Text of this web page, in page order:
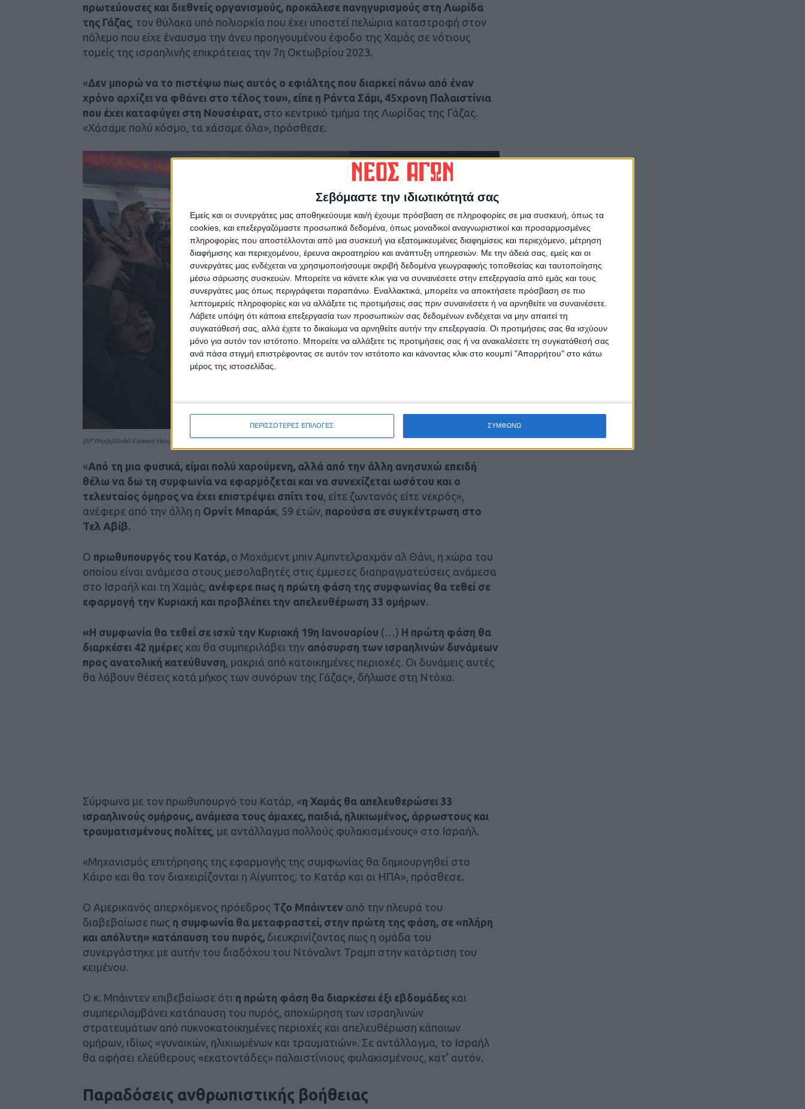
Σεβόμαστε την ιδιωτικότητά σας
Εμείς και οι συνεργάτες μας αποθηκεύουμε και/ή έχουμε πρόσβαση σε πληροφορίες σε μια συσκευή, όπως τα
cookies, και επεξεργαζόμαστε προσωπικά δεδομένα, όπως μοναδικοί αναγνωριστικοί και προσαρμοσμένες
πληροφορίες που αποστέλλονται από μια συσκευή για εξατομικευμένες διαφημίσεις και περιεχόμενο, μέτρηση
διαφήμισης και περιεχομένου, έρευνα ακροατηρίου και ανάπτυξη υπηρεσιών. Με την άδειά σας, εμείς και οι
συνεργάτες μας ενδέχεται να χρησιμοποιήσουμε ακριβή δεδομένα γεωγραφικής τοποθεσίας και ταυτοποίησης
μέσω σάρωσης συσκευών. Μπορείτε να κάνετε κλικ για να συναινέσετε στην επεξεργασία από εμάς και τους
συνεργάτες μας όπως περιγράφεται παραπάνω. Εναλλακτικά, μπορείτε να αποκτήσετε πρόσβαση σε πιο
λεπτομερείς πληροφορίες και να αλλάξετε τις προτιμήσεις σας πριν συναινέσετε ή να αρνηθείτε να συναινέσετε.
Λάβετε υπόψη ότι κάποια επεξεργασία των προσωπικών σας δεδομένων ενδέχεται να μην απαιτεί τη
συγκατάθεσή σας, αλλά έχετε το δικαίωμα να αρνηθείτε αυτήν την επεξεργασία. Οι προτιμήσεις σας θα ισχύουν
μόνο για αυτόν τον ιστότοπο. Μπορείτε να αλλάξετε τις προτιμήσεις σας ή να ανακαλέσετε τη συγκατάθεσή σας
ανά πάσα στιγμή επιστρέφοντας σε αυτόν τον ιστότοπο και κάνοντας κλικ στο κουμπί "Απορρήτου" στο κάτω
μέρος της ιστοσελίδας.
ΠΕΡΙΣΣΟΤΕΡΕΣ ΕΠΙΛΟΓΕΣ ΣΥΜΦΩΝΩ
πρωτεύουσες και διεθνείς οργανισμούς, προκάλεσε πανηγυρισμούς στη Λωρίδα
της Γάζας , τον θύλακα υπό πολιορκία που έχει υποστεί πελώρια καταστροφή στον
πόλεμο που είχε έναυσμα την άνευ προηγουμένου έφοδο της Χαμάς σε νότιους
τομείς της ισραηλινής επικράτειας την 7η Οκτωβρίου 2023.
«Δεν μπορώ να το πιστέψω πως αυτός ο εφιάλτης που διαρκεί πάνω από έναν
χρόνο αρχίζει να φθάνει στο τέλος του», είπε η Ράντα Σάμι, 45χρονη Παλαιστίνια
που έχει καταφύγει στη Νουσέιρατ, στο κεντρικό τμήμα της Λωρίδας της Γάζας.
«Χάσαμε πολύ κόσμο, τα χάσαμε όλα», πρόσθεσε.
(AP Photo/Abdel Kareem Hana)
«Από τη μια φυσικά, είμαι πολύ χαρούμενη, αλλά από την άλλη ανησυχώ επειδή
θέλω να δω τη συμφωνία να εφαρμόζεται και να συνεχίζεται ωσότου και ο
τελευταίος όμηρος να έχει επιστρέψει σπίτι του, είτε ζωντανός είτε νεκρός»,
ανέφερε από την άλλη η Ορνίτ Μπαράκ, 59 ετών, παρούσα σε συγκέντρωση στο
Τελ Αβίβ.
Ο πρωθυπουργός του Κατάρ, ο Μοχάμεντ μπιν Αμπντελραχμάν αλ Θάνι, η χώρα του
οποίου είναι ανάμεσα στους μεσολαβητές στις έμμεσες διαπραγματεύσεις ανάμεσα
στο Ισραήλ και τη Χαμάς, ανέφερε πως η πρώτη φάση της συμφωνίας θα τεθεί σε
εφαρμογή την Κυριακή και προβλέπει την απελευθέρωση 33 ομήρων.
«Η συμφωνία θα τεθεί σε ισχύ την Κυριακή 19η Ιανουαρίου (…) Η πρώτη φάση θα
διαρκέσει 42 ημέρες και θα συμπεριλάβει την απόσυρση των ισραηλινών δυνάμεων
προς ανατολική κατεύθυνση, μακριά από κατοικημένες περιοχές. Οι δυνάμεις αυτές
θα λάβουν θέσεις κατά μήκος των συνόρων της Γάζας», δήλωσε στη Ντόχα.
Σύμφωνα με τον πρωθυπουργό του Κατάρ, «η Χαμάς θα απελευθερώσει 33
ισραηλινούς ομήρους, ανάμεσα τους άμαχες, παιδιά, ηλικιωμένος, άρρωστους και
τραυματισμένους πολίτες, με αντάλλαγμα πολλούς φυλακισμένους» στο Ισραήλ.
«Μηχανισμός επιτήρησης της εφαρμογής της συμφωνίας θα δημιουργηθεί στο
Κάιρο και θα τον διαχειρίζονται η Αίγυπτος, το Κατάρ και οι ΗΠΑ», πρόσθεσε.
Ο Αμερικανός απερχόμενος πρόεδρος Τζο Μπάιντεν από την πλευρά του
διαβεβαίωσε πως η συμφωνία θα μεταφραστεί, στην πρώτη της φάση, σε «πλήρη
και απόλυτη» κατάπαυση του πυρός, διευκρινίζοντας πως η ομάδα του
συνεργάστηκε με αυτήν του διαδόχου του Ντόναλντ Τραμπ στην κατάρτιση του
κειμένου.
Ο κ. Μπάιντεν επιβεβαίωσε ότι η πρώτη φάση θα διαρκέσει έξι εβδομάδες και
συμπεριλαμβάνει κατάπαυση του πυρός, αποχώρηση των ισραηλινών
στρατευμάτων από πυκνοκατοικημένες περιοχές και απελευθέρωση κάποιων
ομήρων, ιδίως «γυναικών, ηλικιωμένων και τραυματιών». Σε αντάλλαγμα, το Ισραήλ
θα αφήσει ελεύθερους «εκατοντάδες» παλαιστίνιους φυλακισμένους, κατ’ αυτόν.
Παραδόσεις ανθρωπιστικής βοήθειας